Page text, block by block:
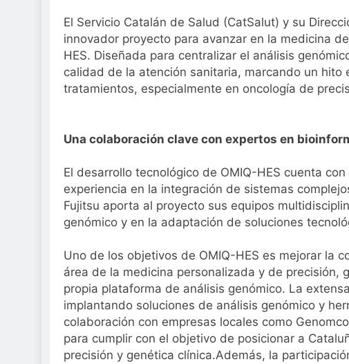
El Servicio Catalán de Salud (CatSalut) y su
innovador proyecto para avanzar en la medicina
HES. Diseñada para centralizar el análisis
calidad de la atención sanitaria, marcando un
tratamientos, especialmente en oncología de
Una colaboración clave con expertos en
El desarrollo tecnológico de OMIQ-HES cuenta
experiencia en la integración de sistemas
Fujitsu aporta al proyecto sus equipos
genómico y en la adaptación de soluciones
Uno de los objetivos de OMIQ-HES es mejorar la
área de la medicina personalizada y de precisión,
propia plataforma de análisis genómico. La
implantando soluciones de análisis genómico y
colaboración con empresas locales como
para cumplir con el objetivo de posicionar a
precisión y genética clínica.Además, la